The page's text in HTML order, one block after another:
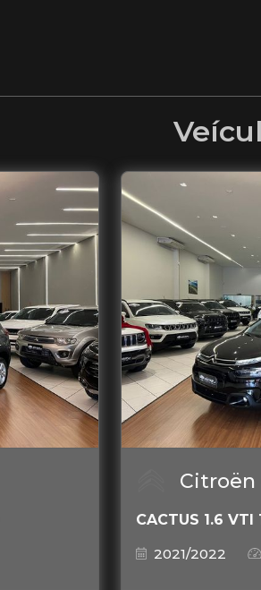
Citroën
CACTUS 1.6 VTI
2021/2022